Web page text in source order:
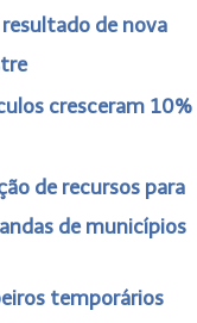
de nova
cresceram 10%
de recursos para
de municípios
temporários